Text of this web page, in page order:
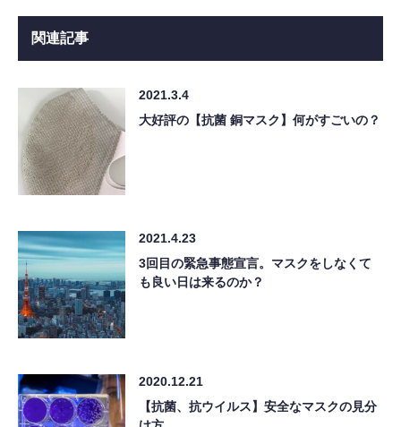
関連記事
2021.3.4
大好評の【抗菌 銅マスク】何がすごいの？
2021.4.23
3回目の緊急事態宣言。マスクをしなくて
も良い日は来るのか？
2020.12.21
【抗菌、抗ウイルス】安全なマスクの見分